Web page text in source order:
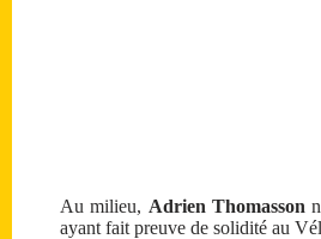
Au milieu, Adrien Thomasson
ayant fait preuve de solidité au